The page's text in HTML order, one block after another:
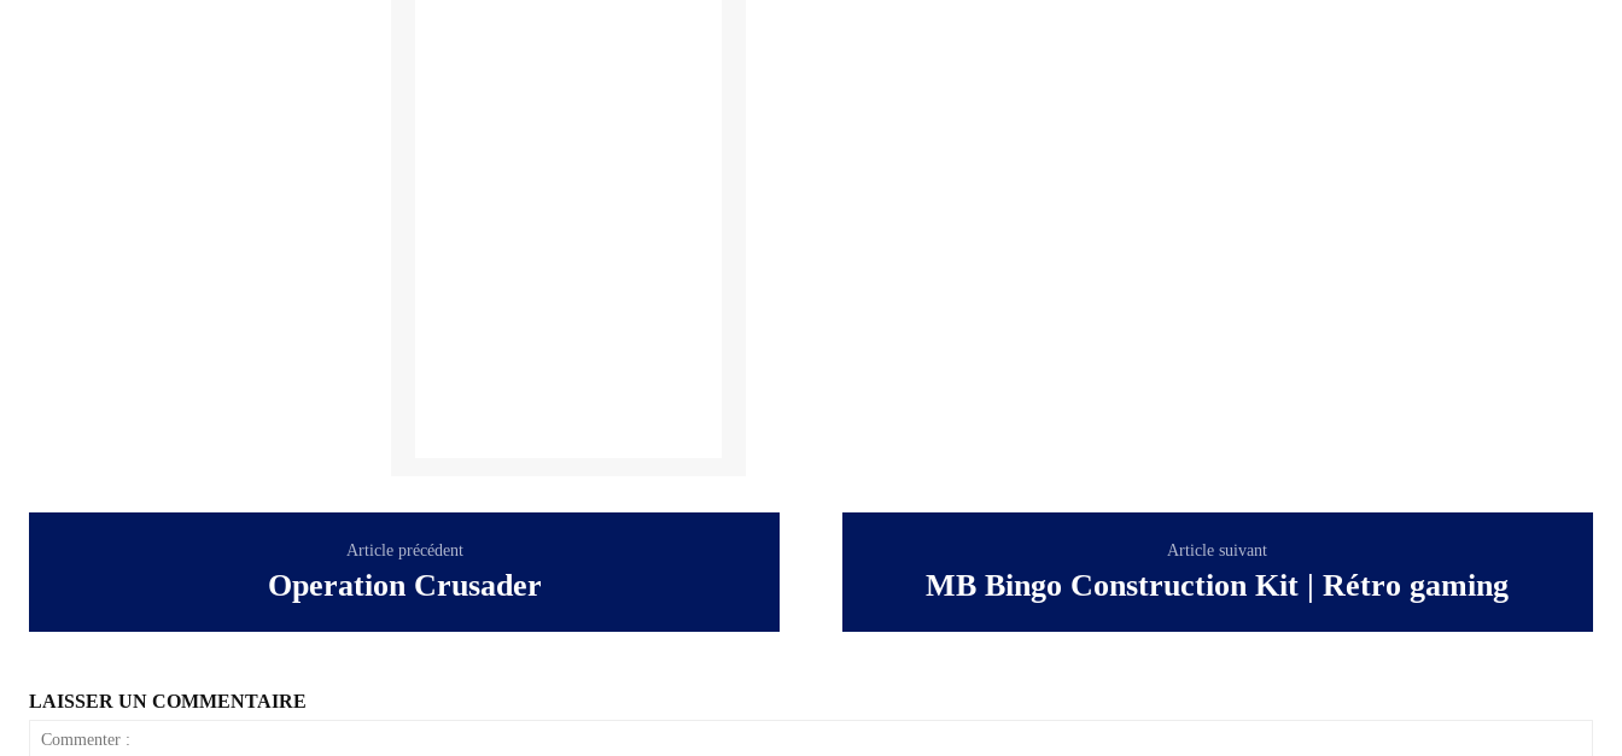
Article précédent
Operation Crusader
Article suivant
MB Bingo Construction Kit | Rétro gaming
LAISSER UN COMMENTAIRE